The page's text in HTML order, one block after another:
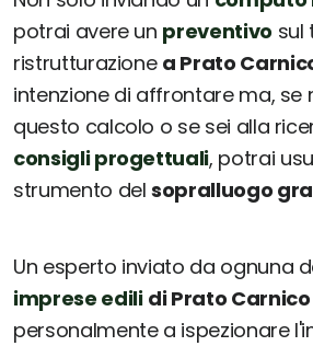
potrai avere un preventivo sul
ristrutturazione a Prato
intenzione di affrontare ma, se
questo calcolo o se sei alla
consigli progettuali, potrai
strumento delsopralluogo
Un esperto inviato da ognuna
imprese edili di Prato Carnico
personalmente a ispezionare